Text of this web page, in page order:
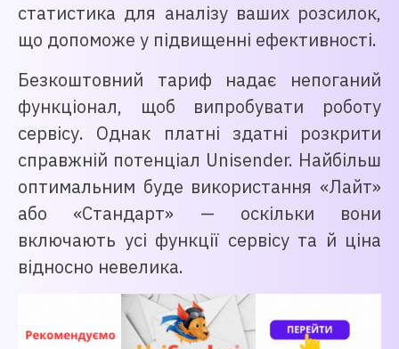
статистика для аналізу ваших розсилок,
що допоможе у підвищенні ефективності.
Безкоштовний тариф надає непоганий
функціонал, щоб випробувати роботу
сервісу. Однак платні здатні розкрити
справжній потенціал Unisender. Найбільш
оптимальним буде використання «Лайт»
або «Стандарт» — оскільки вони
включають усі функції сервісу та й ціна
відносно невелика.